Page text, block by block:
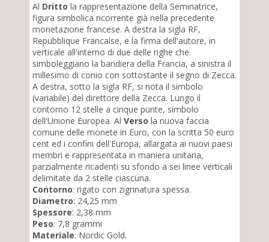
Al Dritto la rappresentazione della Seminatrice,
figura simbolica ricorrente già nella precedente
monetazione francese. A destra la sigla RF,
Repubblique Francaise, e la firma dell'autore, in
verticale all'interno di due delle righe che
simboleggiano la bandiera della Francia, a sinistra il
millesimo di conio con sottostante il segno di Zecca.
A destra, sotto la sigla RF, si nota il simbolo
(variabile) del direttore della Zecca. Lungo il
contorno 12 stelle a cinque punte, simbolo
dell'Unione Europea. Al Verso la nuova faccia
comune delle monete in Euro, con la scritta 50 euro
cent ed i confini dell'Europa, allargata ai nuovi paesi
membri e rappresentata in maniera unitaria,
parzialmente ricadenti su sfondo a sei linee verticali
delimitate da 2 stelle ciascuna.
Contorno: rigato con zigrinatura spessa.
Diametro: 24,25 mm
Spessore: 2,38 mm
Peso: 7,8 grammi
Materiale: Nordic Gold.